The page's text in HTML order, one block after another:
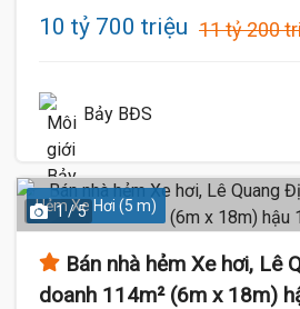
10 tỷ 700 triệu 11 tỷ 200
Bảy BĐS
Hẻm Xe Hơi (5 m)
1 / 5
Bán nhà hẻm Xe hơi, Lê
doanh 114m² (6m x 18m)